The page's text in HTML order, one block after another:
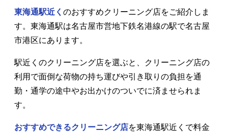
東海通駅近く のおすすめクリーニング店をご紹介しま
す。東海通駅は名古屋市営地下鉄名港線の駅で名古屋
市港区にあります。
駅近くのクリーニング店を選ぶと、クリーニング店の
利用で面倒な荷物の持ち運びや引き取りの負担を通
勤・通学の途中やお出かけのついでに済ませられま
す。
おすすめできるクリーニング店を東海通駅近くで料金